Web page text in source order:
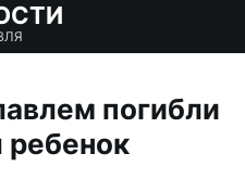
погибли
ребенок